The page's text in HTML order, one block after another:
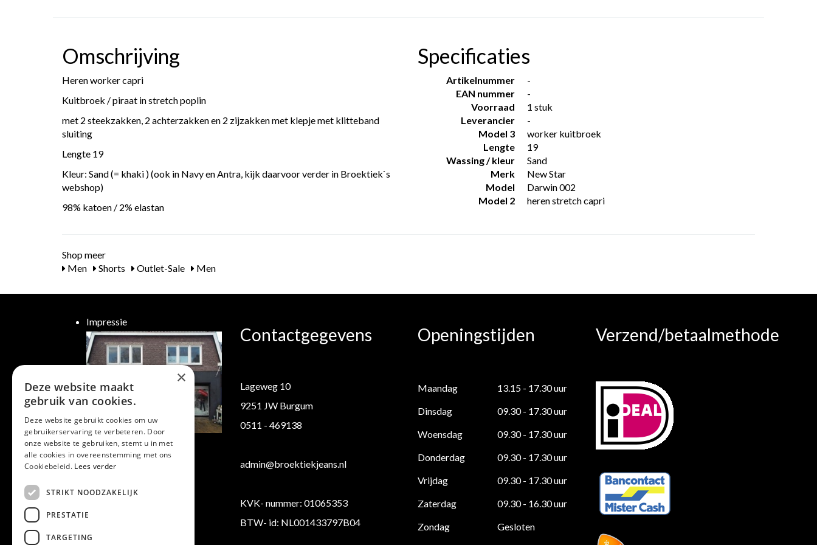
Omschrijving
Heren worker capri
Kuitbroek / piraat in stretch poplin
met 2 steekzakken, 2 achterzakken en 2 zijzakken met klepje met klitteband
sluiting
Lengte 19
Kleur: Sand (= khaki ) (ook in Navy en Antra, kijk daarvoor verder in Broektiek`s
webshop)
98% katoen / 2% elastan
Specificaties
Artikelnummer
-
EAN nummer
-
Voorraad
1 stuk
Leverancier
-
Model 3
worker kuitbroek
Lengte
19
Wassing / kleur
Sand
Merk
New Star
Model
Darwin 002
Model 2
heren stretch capri
Shop meer
Men
Shorts Outlet-Sale Men
Impressie
Klantenservice
Verzending/ Retourneren
Contactgegevens
Lageweg 10
9251 JW Burgum
0511 - 469138
admin@broektiekjeans.nl
KVK- nummer: 01065353
BTW- id: NL001433797B04
Openingstijden
Maandag
13.15 - 17.30 uur
Dinsdag
09.30 - 17.30 uur
Woensdag
09.30 - 17.30 uur
Donderdag
09.30 - 17.30 uur
Vrijdag
09.30 - 17.30 uur
Zaterdag
09.30 - 16.30 uur
Zondag
Gesloten
Verzend/betaalmethode
×
Deze website maakt
gebruik van cookies.
Deze website gebruikt cookies om uw
gebruikerservaring te verbeteren. Door
onze website te gebruiken, stemt u in met
alle cookies in overeenstemming met ons
Cookiebeleid. Lees verder
STRIKT NOODZAKELIJK
PRESTATIE
TARGETING